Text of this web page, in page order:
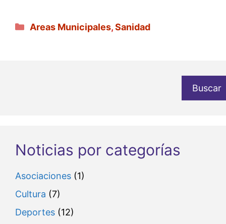
Categorías
Areas Municipales,Sanidad
Buscar
Noticias por categorías
Asociaciones (1)
Cultura (7)
Deportes (12)